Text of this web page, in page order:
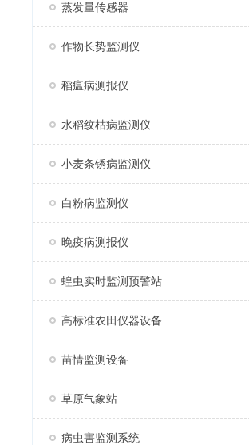
蒸发量传感器
作物长势监测仪
稻瘟病测报仪
水稻纹枯病监测仪
小麦条锈病监测仪
白粉病监测仪
晚疫病测报仪
蝗虫实时监测预警站
高标准农田仪器设备
苗情监测设备
草原气象站
病虫害监测系统